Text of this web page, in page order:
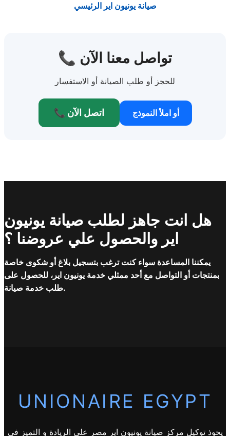
صيانة يونيون اير الرئيسي
📞 تواصل معنا الآن
للحجز أو طلب الصيانة أو الاستفسار
📞 اتصل الآن أو املأ النموذج
هل انت جاهز لطلب صيانة يونيون
اير والحصول علي عروضنا ؟
يمكننا المساعدة سواء كنت ترغب بتسجيل بلاغ أو شكوى خاصة
بمنتجات أو التواصل مع أحد ممثلي خدمة يونيون اير، للحصول على
طلب خدمة صيانة.
UNIONAIRE EGYPT
يحوذ توكيل مركز صيانة يونيون اير مصر على الريادة و التميز فى